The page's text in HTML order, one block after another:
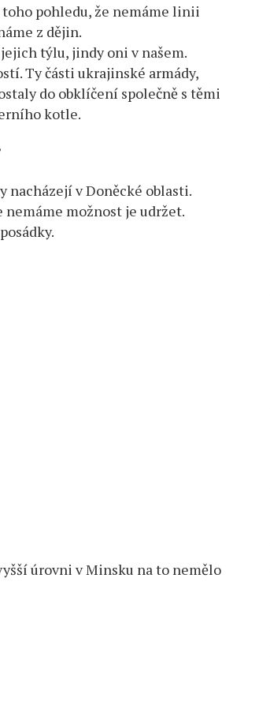
pohledu, že nemáme linii
z dějin.
týlu, jindy oni v našem.
Ty části ukrajinské armády,
do obklíčení společně s těmi
kotle.
nacházejí v Doněcké oblasti.
nemáme možnost je udržet.
úrovni v Minsku na to nemělo